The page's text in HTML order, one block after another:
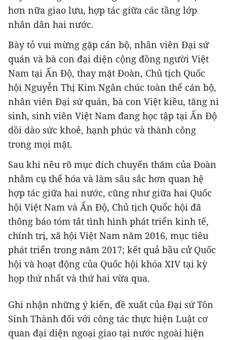
hơn nữa giao lưu, hợp tác giữa các tầng lớp
nhân dân hai nước.
Bày tỏ vui mừng gặp cán bộ, nhân viên Đại sứ
quán và bà con đại diện cộng đồng người Việt
Nam tại Ấn Độ, thay mặt Đoàn, Chủ tịch Quốc
hội Nguyễn Thị Kim Ngân chúc toàn thể cán bộ,
nhân viên Đại sứ quán, bà con Việt kiều, tăng ni
sinh, sinh viên Việt Nam đang học tập tại Ấn Độ
dồi dào sức khoẻ, hạnh phúc và thành công
trong mọi mặt.
Sau khi nêu rõ mục đích chuyến thăm của Đoàn
nhằm cụ thể hóa và làm sâu sắc hơn quan hệ
hợp tác giữa hai nước, cũng như giữa hai Quốc
hội Việt Nam và Ấn Độ, Chủ tịch Quốc hội đã
thông báo tóm tắt tình hình phát triển kinh tế,
chính trị, xã hội Việt Nam năm 2016, mục tiêu
phát triển trong năm 2017; kết quả bầu cử Quốc
hội và hoạt động của Quốc hội khóa XIV tại kỳ
họp thứ nhất và thứ hai vừa qua.
Ghi nhận những ý kiến, đề xuất của Đại sứ Tôn
Sinh Thành đối với công tác thực hiện Luật cơ
quan đại diện ngoại giao tại nước ngoài hiện